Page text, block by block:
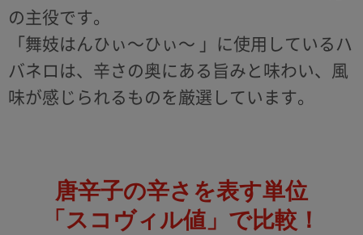
の主役です。
「舞妓はんひぃ～ひぃ～ 」に使用しているハ
バネロは、辛さの奥にある旨みと味わい、風
味が感じられるものを厳選しています。
唐辛子の辛さを表す単位
「スコヴィル値」で比較！